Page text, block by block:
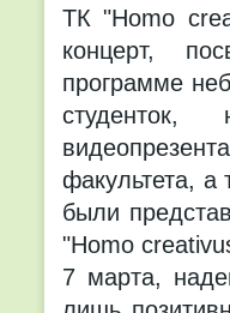
ТК "Homo
концерт,
программе
факультета,
были
"Homo
7 марта,